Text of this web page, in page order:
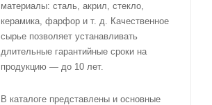
материалы: сталь, акрил, стекло,
керамика, фарфор и т. д. Качественное
сырье позволяет устанавливать
длительные гарантийные сроки на
продукцию — до 10 лет.
В каталоге представлены и основные